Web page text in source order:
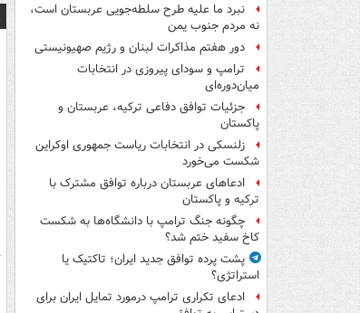
نبرد ما علیه طرح سلطه‌جویی عربستان است،
نه مردم جنوب یمن
دور هفتم مذاکرات لبنان و رژیم صهیونیستی
ترامپ و سودای پیروزی در انتخابات
میان‌دوره‌ای
جزئیات توافق دفاعی ترکیه، عربستان و
پاکستان
زلنسکی در انتخابات ریاست جمهوری اوکراین
شکست می‌خورد
ادعاهای عربستان درباره توافق مشترک با
ترکیه و پاکستان
چگونه جنگ ترامپ با دانشگاه‌ها به شکست
کاخ سفید ختم شد؟
پشت پرده توافق جدید ایران؛ تاکتیک یا
استراتژی؟
ادعای تکراری ترامپ درمورد تمایل ایران برای